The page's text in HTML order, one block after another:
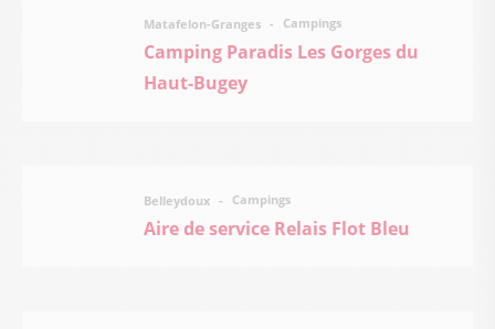
Matafelon-Granges Campings
Camping Paradis Les Gorges du
Haut-Bugey
Belleydoux Campings
Aire de service Relais Flot Bleu